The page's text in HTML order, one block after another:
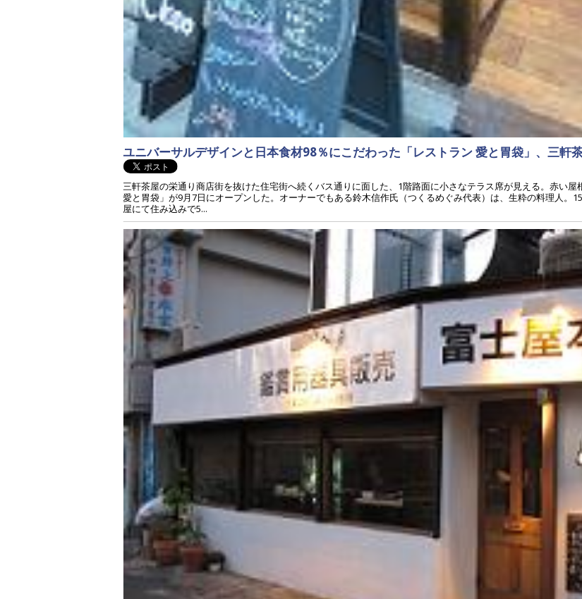
ユニバーサルデザインと日本食材98％にこだわった「レストラン 愛と胃袋」、三軒
三軒茶屋の栄通り商店街を抜けた住宅街へ続くバス通りに面した、1階路面に小さなテラス席が見える。赤い
愛と胃袋」が9月7日にオープンした。オーナーでもある鈴木信作氏（つくるめぐみ代表）は、生粋の料理人。
屋にて住み込みで5...